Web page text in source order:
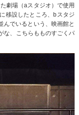
劇場（aスタジオ）で使用
移設したところ、bスタジ
んでいるという、映画館と
な、こちらもものすごくパ